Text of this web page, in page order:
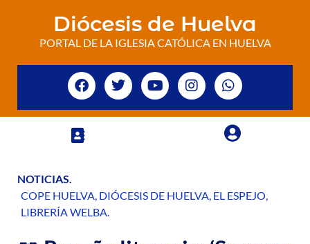
Diócesis de Huelva
PORTAL DE LA IGLESIA CATÓLICA EN HUELVA
NOTICIAS.
COPE HUELVA, DIÓCESIS DE HUELVA, EL ESPEJO,
LIBRERÍA WELBA.